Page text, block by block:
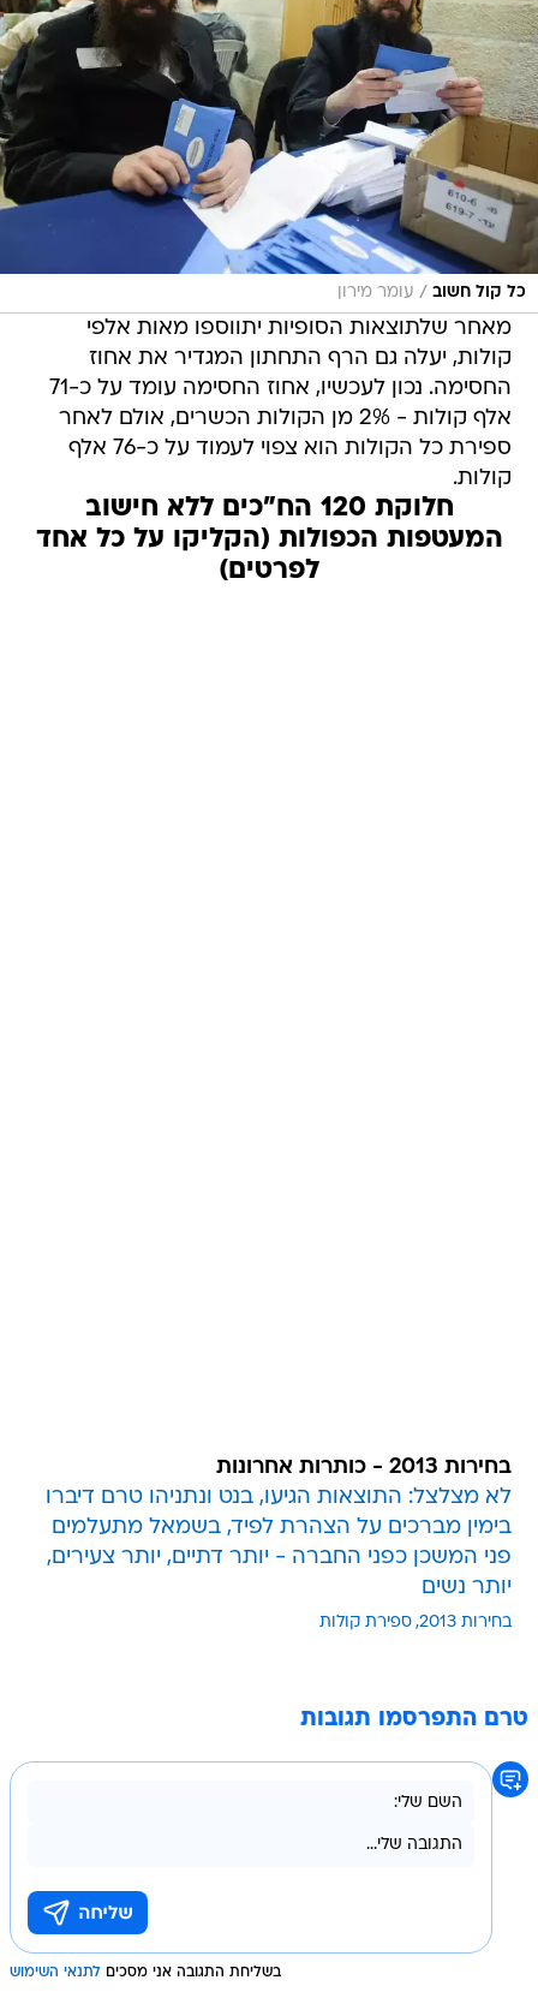
כל קול חשוב / עומר מירון
מאחר שלתוצאות הסופיות יתווספו מאות אלפי
קולות, יעלה גם הרף התחתון המגדיר את אחוז
החסימה. נכון לעכשיו, אחוז החסימה עומד על כ-71
אלף קולות - 2% מן הקולות הכשרים, אולם לאחר
ספירת כל הקולות הוא צפוי לעמוד על כ-76 אלף
קולות.
חלוקת 120 הח"כים ללא חישוב
המעטפות הכפולות (הקליקו על כל אחד
לפרטים)
בחירות 2013 - כותרות אחרונות
לא מצלצל: התוצאות הגיעו, בנט ונתניהו טרם דיברו
בימין מברכים על הצהרת לפיד, בשמאל מתעלמים
פני המשכן כפני החברה - יותר דתיים, יותר צעירים,
יותר נשים
בחירות 2013 ספירת קולות
טרם התפרסמו תגובות
בשליחת התגובה אני מסכים לתנאי השימוש